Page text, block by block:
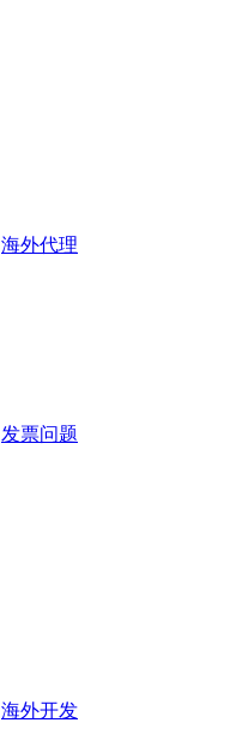
海外代理
发票问题
海外开发